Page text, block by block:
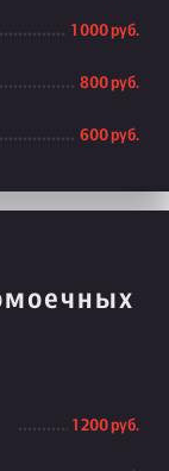
1 000 руб.
800 руб.
600 руб.
1 200 руб.